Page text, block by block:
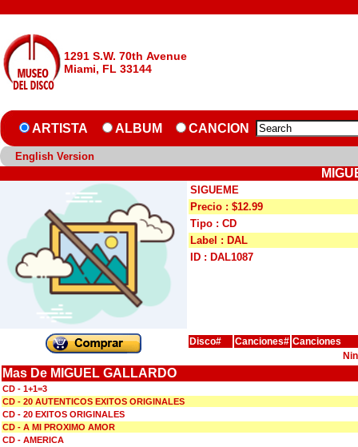
1291 S.W. 70th Avenue
Miami, FL 33144
ARTISTA ALBUM CANCION
English Version
SIGUEME
Precio : $12.99
Tipo : CD
Label : DAL
ID : DAL1087
Disco# Canciones# Canciones
Mas De MIGUEL GALLARDO
CD - 1+1=3
CD - 20 AUTENTICOS EXITOS ORIGINALES
CD - 20 EXITOS ORIGINALES
CD - A MI PROXIMO AMOR
CD - AMERICA